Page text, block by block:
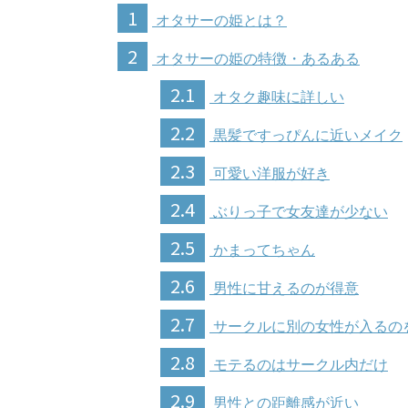
1 オタサーの姫とは？
2 オタサーの姫の特徴・あるある
2.1 オタク趣味に詳しい
2.2 黒髪ですっぴんに近いメイク
2.3 可愛い洋服が好き
2.4 ぶりっ子で女友達が少ない
2.5 かまってちゃん
2.6 男性に甘えるのが得意
2.7 サークルに別の女性が入るの
2.8 モテるのはサークル内だけ
2.9 男性との距離感が近い